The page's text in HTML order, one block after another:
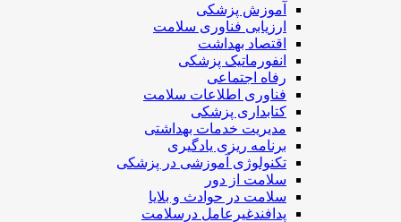
آموزش پزشکی
ارزیابی فناوری سلامت
اقتصاد بهداشت
انفورماتیک پزشکی
رفاه اجتماعی
فناوری اطلاعات سلامت
کتابداری پزشکی
مديريت خدمات بهداشتی
برنامه ریزی یادگیری
تکنولوژی آموزشی در پزشکی
سلامت از دور
سلامت در حوادث و بلایا
پدافندغیرعامل درسلامت